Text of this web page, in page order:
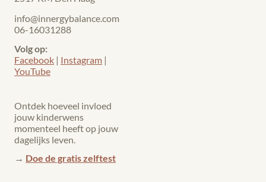
info@innergybalance.com
06-16031288
Volg op:
Facebook | Instagram |
YouTube
Ontdek hoeveel invloed
jouw kinderwens
momenteel heeft op jouw
dagelijks leven.
→ Doe de gratis zelftest